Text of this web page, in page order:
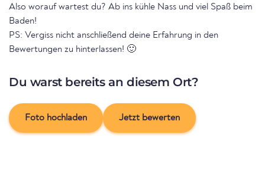
Also worauf wartest du? Ab ins kühle Nass und viel Spaß beim
Baden!
PS: Vergiss nicht anschließend deine Erfahrung in den
Bewertungen zu hinterlassen! 🙂
Du warst bereits an diesem Ort?
Foto hochladen Jetzt bewerten